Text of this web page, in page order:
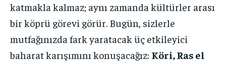
İLGİLİ YAZI : ISO 14001 Çevre Yönetim Sistemi:
Sürdürülebilirlikte belgelendirmenin rolü
İLGİLİ YAZI : TikTok Ses Kütüphanesi Açılmıyor,
Sebepleri ve Çözümleri
İLGİLİ YAZI : Açık Hava Eğitimi: Doğada Öğrenmenin
Avantajları
İLGİLİ YAZI : ISO 14001 Çevre Yönetim Sistemi:
Sürdürülebilirlikte belgelendirmenin rolü
katmakla kalmaz; aynı zamanda kültürler arası
bir köprü görevi görür. Bugün, sizlerle
mutfağınızda fark yaratacak üç etkileyici
baharat karışımını konuşacağız: Köri, Ras el